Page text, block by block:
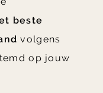
beste
volgens
op jouw